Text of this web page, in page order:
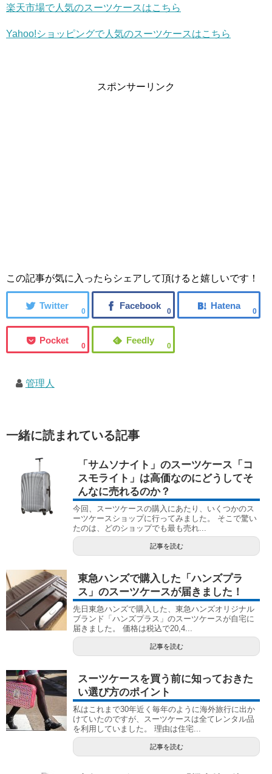
楽天市場で人気のスーツケースはこちら
Yahoo!ショッピングで人気のスーツケースはこちら
スポンサーリンク
この記事が気に入ったらシェアして頂けると嬉しいです！
0 0 0
0 0
管理人
一緒に読まれている記事
「サムソナイト」のスーツケース「コ
スモライト」は高価なのにどうしてそ
んなに売れるのか？
今回、スーツケースの購入にあたり、いくつかのス
ーツケースショップに行ってみました。 そこで驚い
たのは、どのショップでも最も売れ...
記事を読む
東急ハンズで購入した「ハンズプラ
ス」のスーツケースが届きました！
先日東急ハンズで購入した、東急ハンズオリジナル
ブランド「ハンズプラス」のスーツケースが自宅に
届きました。 価格は税込で20,4...
記事を読む
スーツケースを買う前に知っておきた
い選び方のポイント
私はこれまで30年近く毎年のように海外旅行に出か
けていたのですが、スーツケースは全てレンタル品
を利用していました。 理由は住宅...
記事を読む